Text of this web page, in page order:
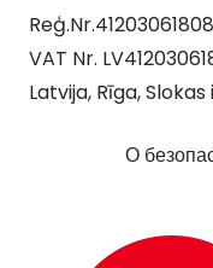
Reģ.Nr.41203061808
VAT Nr.
Latvija, Rīga, Slokas
О